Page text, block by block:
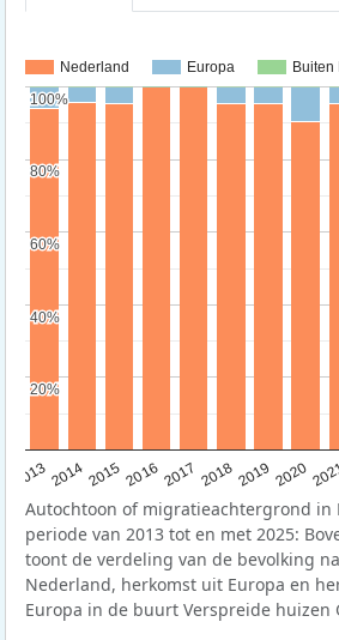
Nederland Europa Buiten
20132014201520162017 20182019 2020
20%
20%
40%
40%
60%
60%
80%
80%
100%
100%
Autochtoon of migratieachtergrond in
periode van 2013 tot en met 2025:
toont de verdeling van de bevolking
Nederland, herkomst uit Europa en
Europa in de buurt Verspreide huizen